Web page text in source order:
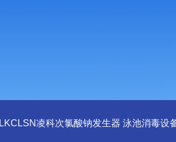
LKCLSN凌科次氯酸钠发生器 泳池消毒设